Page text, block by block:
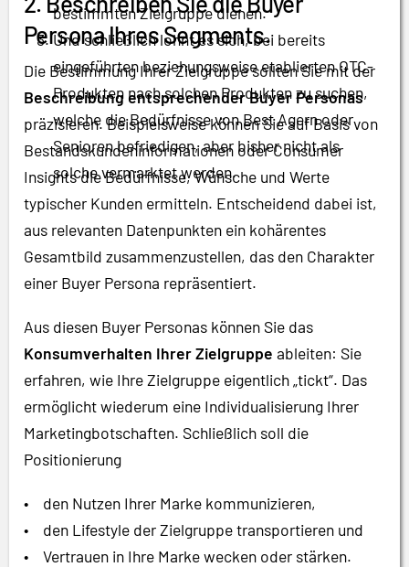
bestimmten Zielgruppe dienen.
Und schließlich lohnt es sich, bei bereits
eingeführten beziehungsweise etablierten OTC-
Produkten nach solchen Produkten zu suchen,
welche die Bedürfnisse von Best Agern oder
Senioren befriedigen, aber bisher nicht als
solche vermarktet werden.
Persona Ihres Segments.
Die Bestimmung Ihrer Zielgruppe sollten Sie mit der
Beschreibung entsprechender Buyer Personas
präzisieren. Beispielsweise können Sie auf Basis von
Bestandskundeninformationen oder Consumer
Insights die Bedürfnisse, Wünsche und Werte
typischer Kunden ermitteln. Entscheidend dabei ist,
aus relevanten Datenpunkten ein kohärentes
Gesamtbild zusammenzustellen, das den Charakter
einer Buyer Persona repräsentiert.
Aus diesen Buyer Personas können Sie das
Konsumverhalten Ihrer Zielgruppe ableiten: Sie
erfahren, wie Ihre Zielgruppe eigentlich „tickt“. Das
ermöglicht wiederum eine Individualisierung Ihrer
Marketingbotschaften. Schließlich soll die
Positionierung
• den Nutzen Ihrer Marke kommunizieren,
• den Lifestyle der Zielgruppe transportieren und
• Vertrauen in Ihre Marke wecken oder stärken.